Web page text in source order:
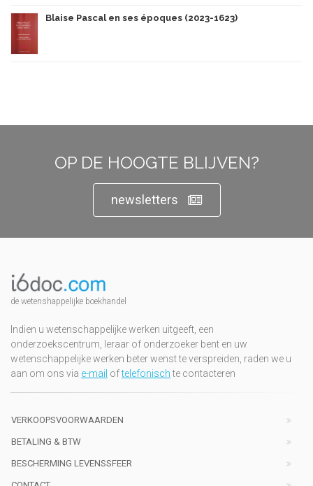
Blaise Pascal en ses époques (2023-1623)
OP DE HOOGTE BLIJVEN?
newsletters
de wetenshappelijke boekhandel
Indien u wetenschappelijke werken uitgeeft, een
onderzoekscentrum, leraar of onderzoeker bent en uw
wetenschappelijke werken beter wenst te verspreiden, raden we u
aan om ons via e-mail oftelefonischte contacteren
VERKOOPSVOORWAARDEN
BETALING & BTW
BESCHERMING LEVENSSFEER